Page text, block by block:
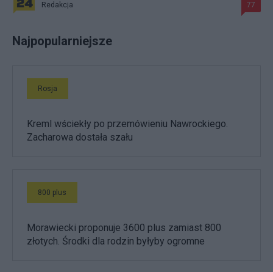
Redakcja 77
Najpopularniejsze
Rosja
Kreml wściekły po przemówieniu Nawrockiego.
Zacharowa dostała szału
800 plus
Morawiecki proponuje 3600 plus zamiast 800
złotych. Środki dla rodzin byłyby ogromne